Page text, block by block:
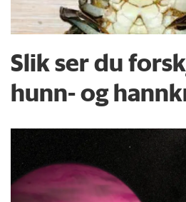
Slik ser du
hunn- og